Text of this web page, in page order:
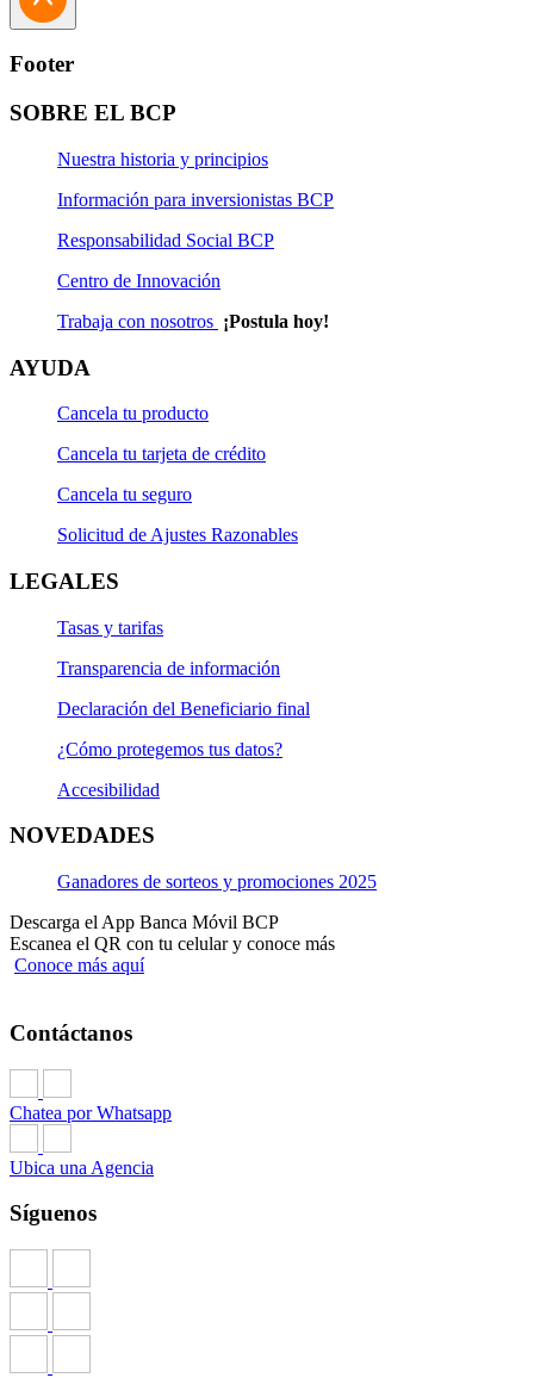
Este producto no presenta requisitos específicos.
Cartillas informativas y documentos
generales de referencia
Desde el 01 de enero del 2019 para abrir una cuenta, los
Residencia Fiscal:
Declaración Jurada para Entidades
Footer
SOBRE EL BCP
Nuestra historia y principios
Información para inversionistas BCP
Responsabilidad Social BCP
Centro de Innovación
Trabaja con nosotros ¡Postula hoy!
AYUDA
Cancela tu producto
Cancela tu tarjeta de crédito
Cancela tu seguro
Solicitud de Ajustes Razonables
LEGALES
Tasas y tarifas
Transparencia de información
Declaración del Beneficiario final
¿Cómo protegemos tus datos?
Accesibilidad
NOVEDADES
Ganadores de sorteos y promociones 2025
Descarga el App Banca Móvil BCP
Escanea el QR con tu celular y conoce más
Conoce más aquí
Contáctanos
Chatea por Whatsapp
Ubica una Agencia
Síguenos